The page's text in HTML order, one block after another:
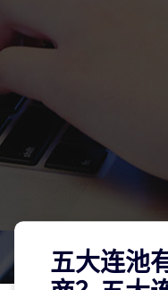
五大连池